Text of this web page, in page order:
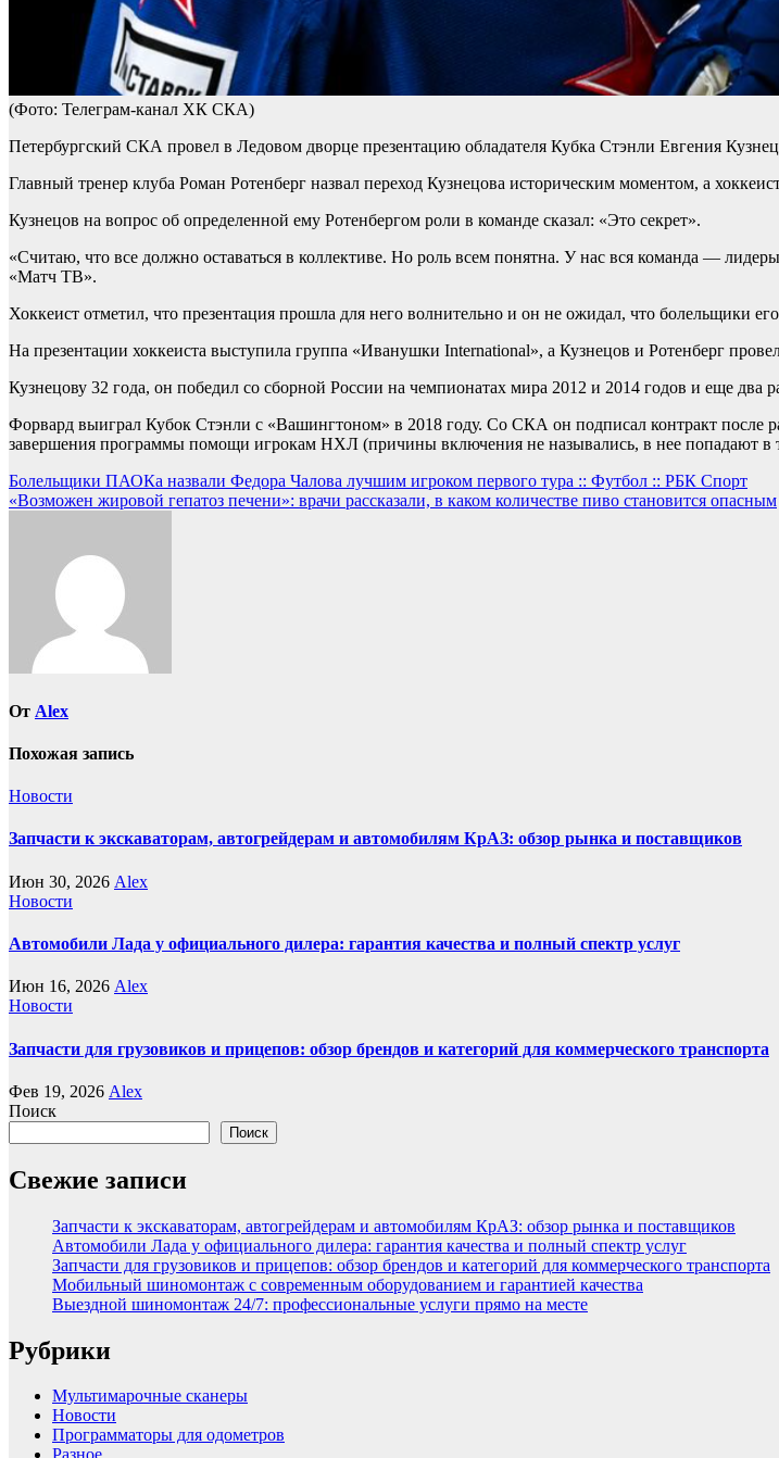
(Фото: Телеграм-канал ХК СКА)
Петербургский СКА провел в Ледовом дворце презентацию обладателя Кубка Стэнли Евгения
Главный тренер клуба Роман Ротенберг назвал переход Кузнецова историческим моментом, а
Кузнецов на вопрос об определенной ему Ротенбергом роли в команде сказал: «Это секрет».
«Считаю, что все должно оставаться в коллективе. Но роль всем понятна. У нас вся команда —
«Матч ТВ».
Хоккеист отметил, что презентация прошла для него волнительно и он не ожидал, что болельщики
На презентации хоккеиста выступила группа «Иванушки International», а Кузнецов и Ротенберг
Кузнецову 32 года, он победил со сборной России на чемпионатах мира 2012 и 2014 годов и еще два
Форвард выиграл Кубок Стэнли с «Вашингтоном» в 2018 году. Со СКА он подписал контракт после
завершения программы помощи игрокам НХЛ (причины включения не назывались, в нее попадают в
Навигация
по
Болельщики ПАОКа назвали Федора Чалова лучшим игроком первого тура :: Футбол :: РБК Спорт
«Возможен жировой гепатоз печени»: врачи рассказали, в каком количестве пиво становится опасным
От Alex
Похожая запись
Новости
Запчасти к экскаваторам, автогрейдерам и автомобилям КрАЗ: обзор рынка и поставщиков
Июн 30, 2026 Alex
Новости
Автомобили Лада у официального дилера: гарантия качества и полный спектр услуг
Июн 16, 2026 Alex
Новости
Запчасти для грузовиков и прицепов: обзор брендов и категорий для коммерческого транспорта
Фев 19, 2026 Alex
Поиск
Поиск
Свежие записи
Запчасти к экскаваторам, автогрейдерам и автомобилям КрАЗ: обзор рынка и поставщиков
Автомобили Лада у официального дилера: гарантия качества и полный спектр услуг
Запчасти для грузовиков и прицепов: обзор брендов и категорий для коммерческого транспорта
Мобильный шиномонтаж с современным оборудованием и гарантией качества
Выездной шиномонтаж 24/7: профессиональные услуги прямо на месте
Рубрики
Мультимарочные сканеры
Новости
Программаторы для одометров